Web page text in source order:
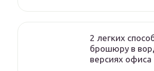
2 легких
брошюру в
версиях офиса